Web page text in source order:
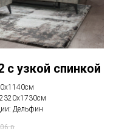
узкой спинкой
Дельфин
р.